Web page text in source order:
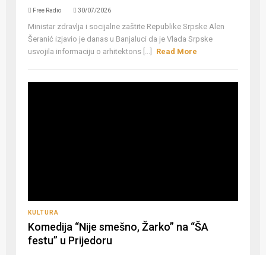
Free Radio 30/07/2026
Ministar zdravlja i socijalne zaštite Republike Srpske Alen
Šeranić izjavio je danas u Banjaluci da je Vlada Srpske
usvojila informaciju o arhitektons [...]
Read More
KULTURA
Komedija “Nije smešno, Žarko” na “ŠA
festu” u Prijedoru